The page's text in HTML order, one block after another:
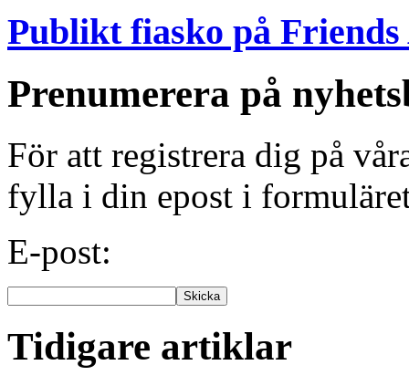
Publikt fiasko på Friends
Prenumerera på
För att registrera dig på
fylla i din epost i
E-post:
Tidigare artiklar